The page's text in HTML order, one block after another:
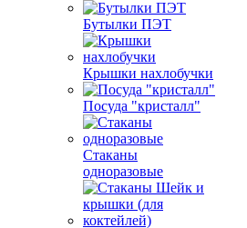
Бутылки ПЭТ
Крышки нахлобучки
Посуда "кристалл"
Стаканы
одноразовые